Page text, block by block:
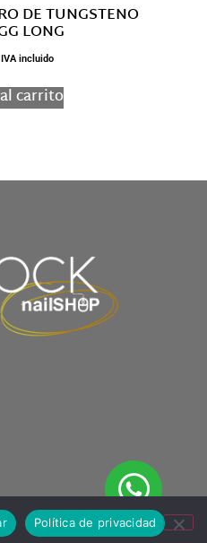
DE TUNGSTENO
LONG
IVA incluido
carrito
Política de privacidad